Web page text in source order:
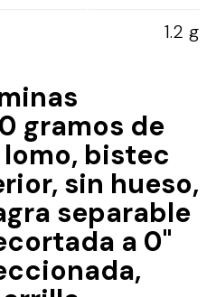
1.2 g
gramos de
bistec
sin hueso,
separable
a 0"